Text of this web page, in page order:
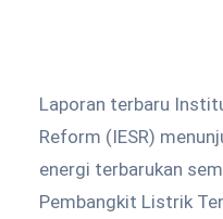
Laporan terbaru
Reform (IESR)
energi terbarukan
Pembangkit Listrik